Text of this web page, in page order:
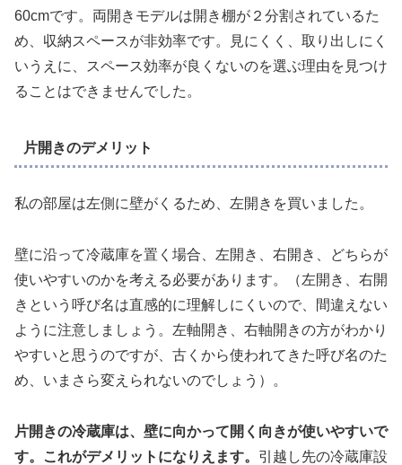
60cmです。両開きモデルは開き棚が２分割されているた
め、収納スペースが非効率です。見にくく、取り出しにく
いうえに、スペース効率が良くないのを選ぶ理由を見つけ
ることはできませんでした。
片開きのデメリット
私の部屋は左側に壁がくるため、左開きを買いました。
壁に沿って冷蔵庫を置く場合、左開き、右開き、どちらが
使いやすいのかを考える必要があります。（左開き、右開
きという呼び名は直感的に理解しにくいので、間違えない
ように注意しましょう。左軸開き、右軸開きの方がわかり
やすいと思うのですが、古くから使われてきた呼び名のた
め、いまさら変えられないのでしょう）。
片開きの冷蔵庫は、壁に向かって開く向きが使いやすいで
す。これがデメリットになりえます。 引越し先の冷蔵庫設